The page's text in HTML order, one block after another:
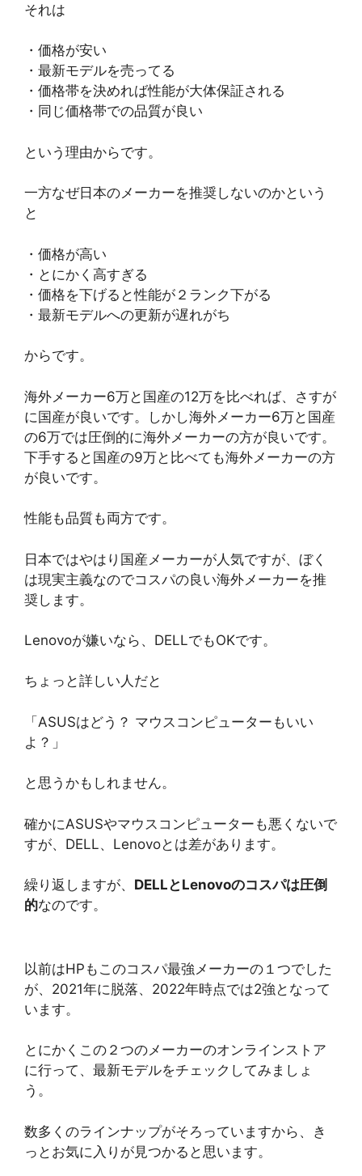
それは
・価格が安い
・最新モデルを売ってる
・価格帯を決めれば性能が大体保証される
・同じ価格帯での品質が良い
という理由からです。
一方なぜ日本のメーカーを推奨しないのかという
と
・価格が高い
・とにかく高すぎる
・価格を下げると性能が２ランク下がる
・最新モデルへの更新が遅れがち
からです。
海外メーカー6万と国産の12万を比べれば、さすが
に国産が良いです。しかし海外メーカー6万と国産
の6万では圧倒的に海外メーカーの方が良いです。
下手すると国産の9万と比べても海外メーカーの方
が良いです。
性能も品質も両方です。
日本ではやはり国産メーカーが人気ですが、ぼく
は現実主義なのでコスパの良い海外メーカーを推
奨します。
Lenovoが嫌いなら、DELLでもOKです。
ちょっと詳しい人だと
「ASUSはどう？ マウスコンピューターもいい
よ？」
と思うかもしれません。
確かにASUSやマウスコンピューターも悪くないで
すが、DELL、Lenovoとは差があります。
繰り返しますが、 DELLとLenovoのコスパは圧倒
的なのです。
以前はHPもこのコスパ最強メーカーの１つでした
が、2021年に脱落、2022年時点では2強となって
います。
とにかくこの２つのメーカーのオンラインストア
に行って、最新モデルをチェックしてみましょ
う。
数多くのラインナップがそろっていますから、き
っとお気に入りが見つかると思います。